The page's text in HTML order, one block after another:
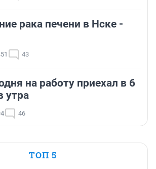
рака печени в Нске -
43
на работу приехал в 6
утра
46
ТОП 5